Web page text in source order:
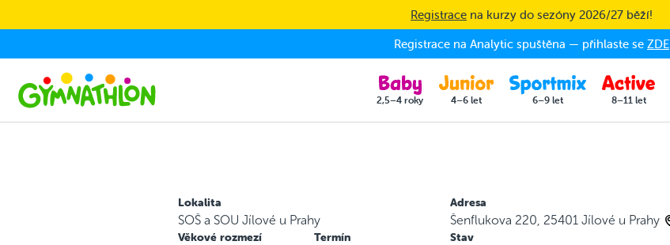
Registrace na kurzy do sezóny 2026/27 běží!
Registrace na Analytic spuštěna — přihlaste se ZDE
2,5–4 roky 4–6 let 6–9 let 8–11 let
Lokalita
SOŠ a SOU Jílové u Prahy
Adresa
Šenflukova 220, 25401 Jílové u Prahy
Věkové rozmezí Termín Stav